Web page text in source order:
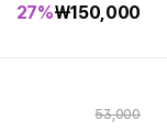
₩150,000
27%
53,000